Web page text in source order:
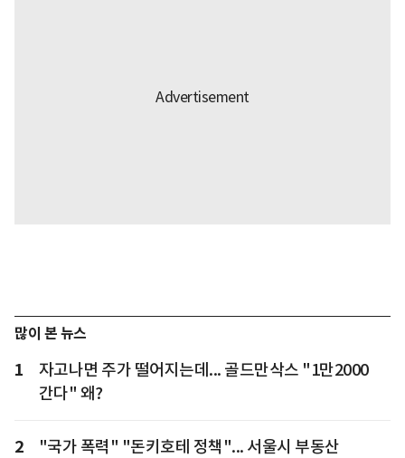
많이 본 뉴스
1
자고나면 주가 떨어지는데... 골드만삭스 "1만2000
간다" 왜?
2
"국가 폭력" "돈키호테 정책"... 서울시 부동산